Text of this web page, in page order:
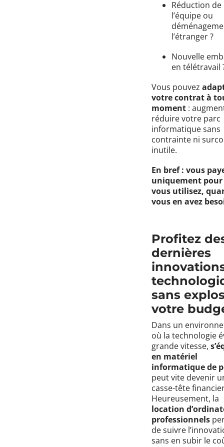
Réduction de
l’équipe ou
l’étranger ?
Nouvelle
en télétravail
Vous pouvez
votre contrat à
moment :
réduire votre parc
informatique sans
contrainte ni
inutile.
En bref : vous
uniquement pour
vous utilisez,
vous en avez
Profitez
dernières
sans
votre
Dans un
où la technologie
grande vitesse,
en matériel
informatique de
peut vite devenir
casse-tête
Heureusement, la
location
professionnels
de suivre
sans en subir le